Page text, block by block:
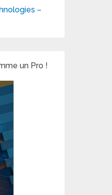
–
un Pro !